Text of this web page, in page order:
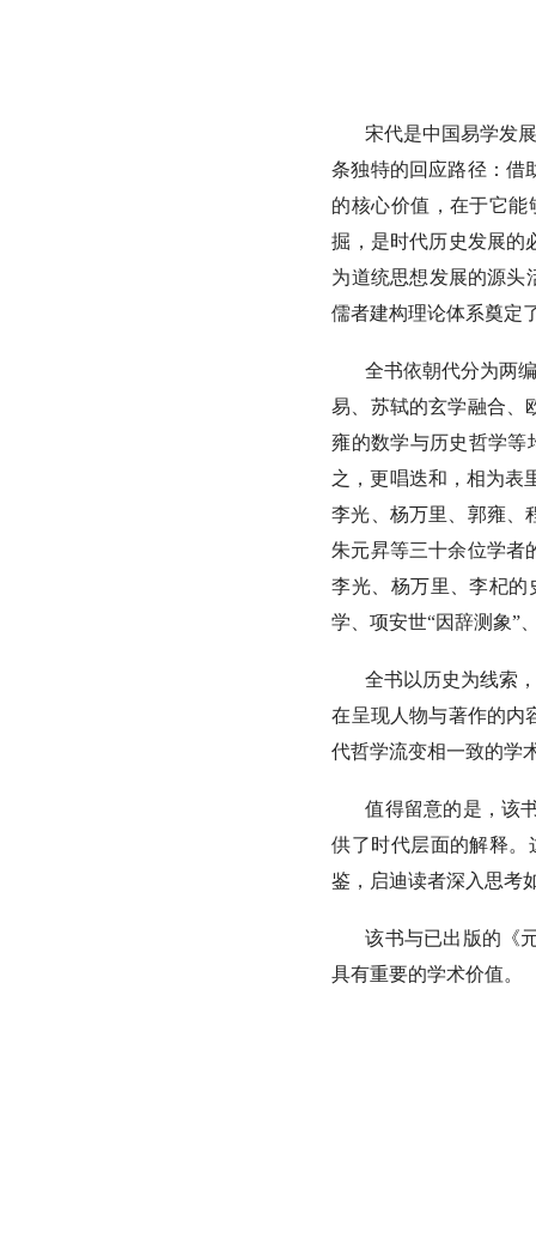
宋代是中国易学发
条独特的回应路径：借
的核心价值，在于它
掘，是时代历史发展的
为道统思想发展的源头
儒者建构理论体系奠定
全书依朝代分为两
易、苏轼的玄学融合、
雍的数学与历史哲学等
之，更唱迭和，相为表
李光、杨万里、郭雍、
朱元昇等三十余位学者
李光、杨万里、李杞
学、项安世“因辞测象”
全书以历史为线索
在呈现人物与著作的内
代哲学流变相一致的学
值得留意的是，该
供了时代层面的解释
鉴，启迪读者深入思考
该书与已出版的《
具有重要的学术价值。